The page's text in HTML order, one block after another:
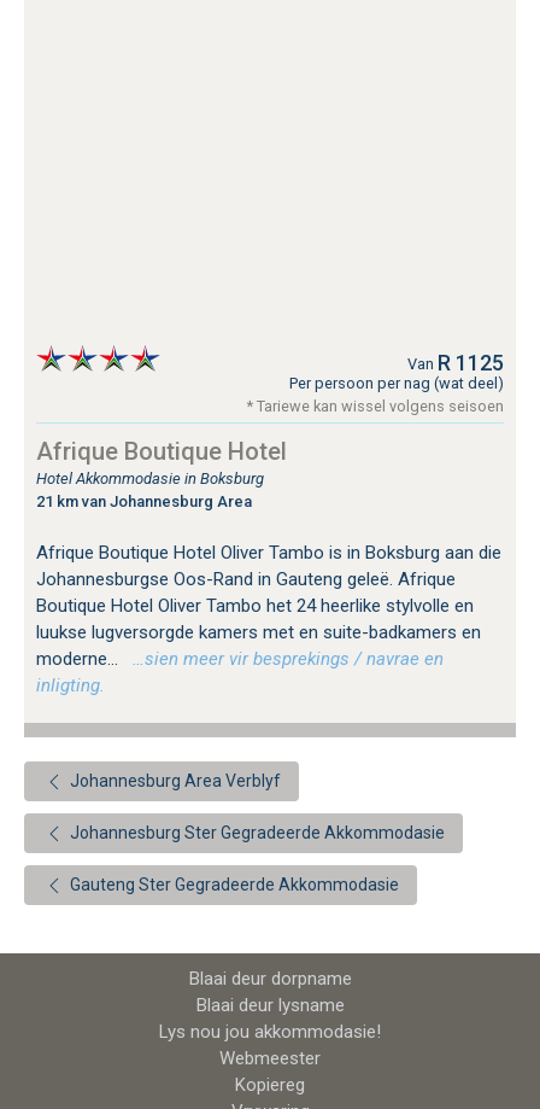
Van R 1125
Per persoon per nag (wat deel)
* Tariewe kan wissel volgens seisoen
Afrique Boutique Hotel
Hotel Akkommodasie in Boksburg
21 km van Johannesburg Area
Afrique Boutique Hotel Oliver Tambo is in Boksburg aan die
Johannesburgse Oos-Rand in Gauteng geleë. Afrique
Boutique Hotel Oliver Tambo het 24 heerlike stylvolle en
luukse lugversorgde kamers met en suite-badkamers en
moderne...
…sien meer vir besprekings / navrae en
inligting.
Johannesburg Area Verblyf
Johannesburg Ster Gegradeerde Akkommodasie
Gauteng Ster Gegradeerde Akkommodasie
Blaai deur dorpname
Blaai deur lysname
Lys nou jou akkommodasie!
Webmeester
Kopiereg